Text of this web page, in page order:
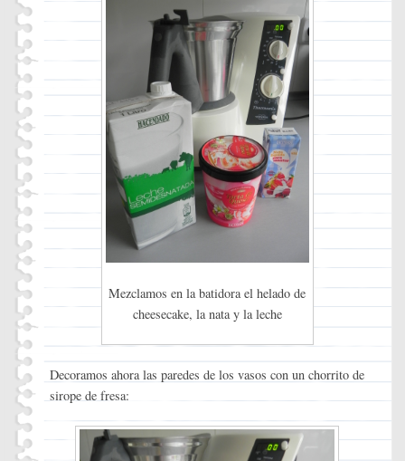
Mezclamos en la batidora el helado de
cheesecake, la nata y la leche
Decoramos ahora las paredes de los vasos con un chorrito de
sirope de fresa: